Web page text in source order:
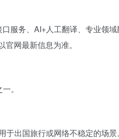
服务、AI+人工翻译、专业领
网最新信息为准。
。
出国旅行或网络不稳定的场景